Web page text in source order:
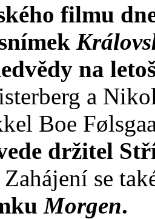
filmu
na
a
Boe
držitel
Zahájení se
Morgen.